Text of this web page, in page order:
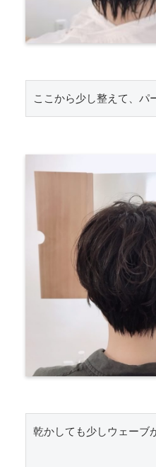
ここから少し整えて、パ
乾かしても少しウェーブ